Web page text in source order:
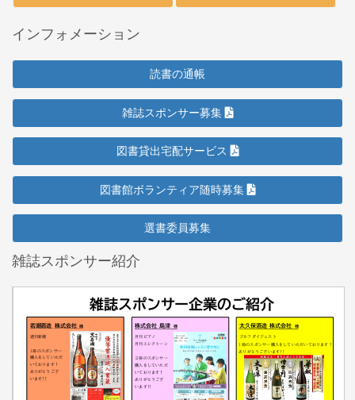
インフォメーション
読書の通帳
雑誌スポンサー募集
図書貸出宅配サービス
図書館ボランティア随時募集
選書委員募集
雑誌スポンサー紹介